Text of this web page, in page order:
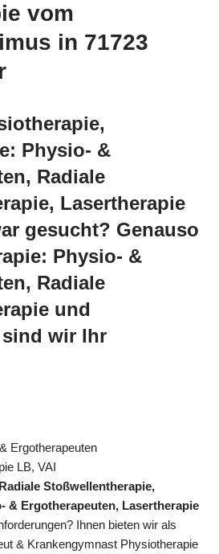
vom
in 71723
Physio- &
Radiale
Lasertherapie
gesucht? Genauso
Physio- &
Radiale
und
wir Ihr
Ergotherapeuten
LB, VAI
Stoßwellentherapie,
& Ergotherapeuten, Lasertherapie
Ihnen bieten wir als
& Krankengymnast Physiotherapie